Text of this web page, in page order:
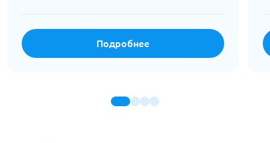
Подробнее